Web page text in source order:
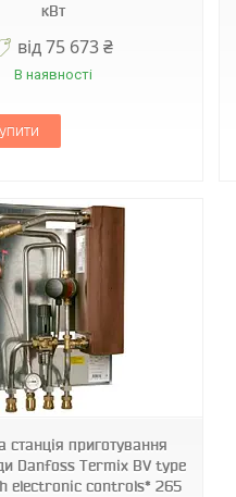
кВт
від 75 673 ₴
В наявності
станція приготування
Danfoss Termix BV type
electronic controls* 265